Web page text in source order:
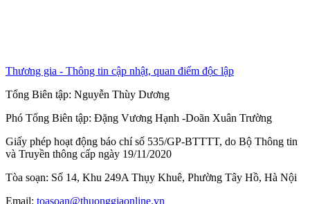
Thương gia - Thông tin cập nhật, quan điểm độc lập
Tổng Biên tập: Nguyễn Thùy Dương
Phó Tổng Biên tập: Đặng Vương Hạnh -Doãn Xuân Trường
Giấy phép hoạt động báo chí số 535/GP-BTTTT, do Bộ Thông tin
và Truyền thông cấp ngày 19/11/2020
Tòa soạn: Số 14, Khu 249A Thụy Khuê, Phường Tây Hồ, Hà Nội
Email: toasoan@thuonggiaonline.vn